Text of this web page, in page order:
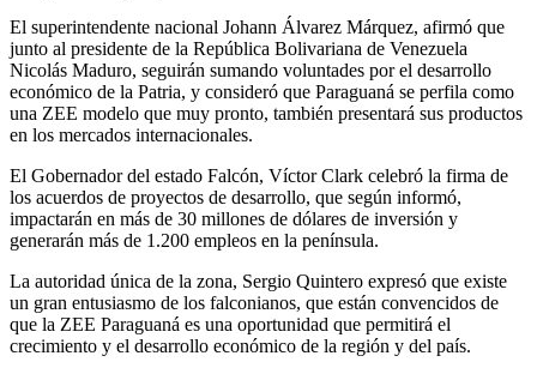
El superintendente nacional Johann Álvarez Márquez, afirmó que
junto al presidente de la República Bolivariana de Venezuela
Nicolás Maduro, seguirán sumando voluntades por el desarrollo
económico de la Patria, y consideró que Paraguaná se perfila como
una ZEE modelo que muy pronto, también presentará sus productos
en los mercados internacionales.
El Gobernador del estado Falcón, Víctor Clark celebró la firma de
los acuerdos de proyectos de desarrollo, que según informó,
impactarán en más de 30 millones de dólares de inversión y
generarán más de 1.200 empleos en la península.
La autoridad única de la zona, Sergio Quintero expresó que existe
un gran entusiasmo de los falconianos, que están convencidos de
que la ZEE Paraguaná es una oportunidad que permitirá el
crecimiento y el desarrollo económico de la región y del país.